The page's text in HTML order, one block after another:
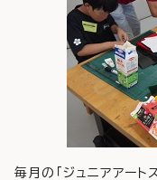
毎月の「ジュニアアート